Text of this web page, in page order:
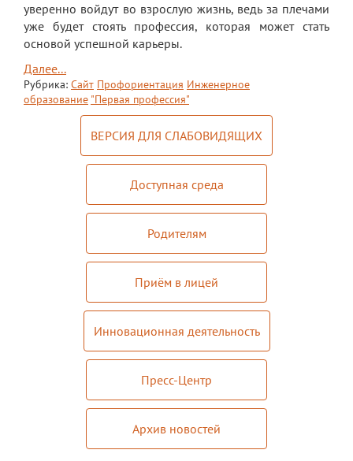
Медиацентр
ПФДО
Новости
Противодействие коррупции
Мероприятия "Антикоррупция"
Комиссия по противодействию
Обратная связь для сообщений о
Инновационная деятельность
Центр цифрового образования
Направления и программы
уверенно войдут во взрослую жизнь, ведь за плечами
уже будет стоять профессия, которая может стать
основой успешной карьеры.
Далее...
Рубрика: Сайт Профориентация Инженерное
образование "Первая профессия"
ВЕРСИЯ ДЛЯ СЛАБОВИДЯЩИХ
Доступная среда
Родителям
Приём в лицей
Инновационная деятельность
Пресс-Центр
Архив новостей